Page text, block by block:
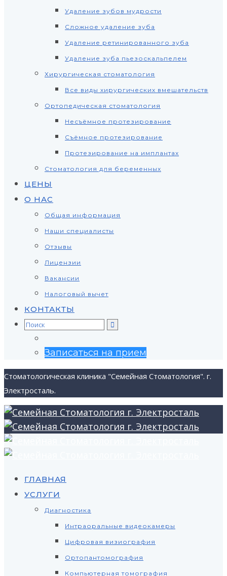
Удаление зубов мудрости
Сложное удаление зуба
Удаление ретинированного зуба
Удаление зуба пьезоскальпелем
Хирургическая стоматология
Все виды хирургических вмешательств
Ортопедическая стоматология
Несъёмное протезирование
Съёмное протезирование
Протезирование на имплантах
Стоматология для беременных
ЦЕНЫ
О НАС
Общая информация
Наши специалисты
Отзывы
Лицензии
Вакансии
Налоговый вычет
КОНТАКТЫ
Search
for:
Записаться на прием
Стоматологическая клиника "Семейная Стоматология". г.
Электросталь.
ГЛАВНАЯ
УСЛУГИ
Диагностика
Интраоральные видеокамеры
Цифровая визиография
Ортопантомография
Компьютерная томография